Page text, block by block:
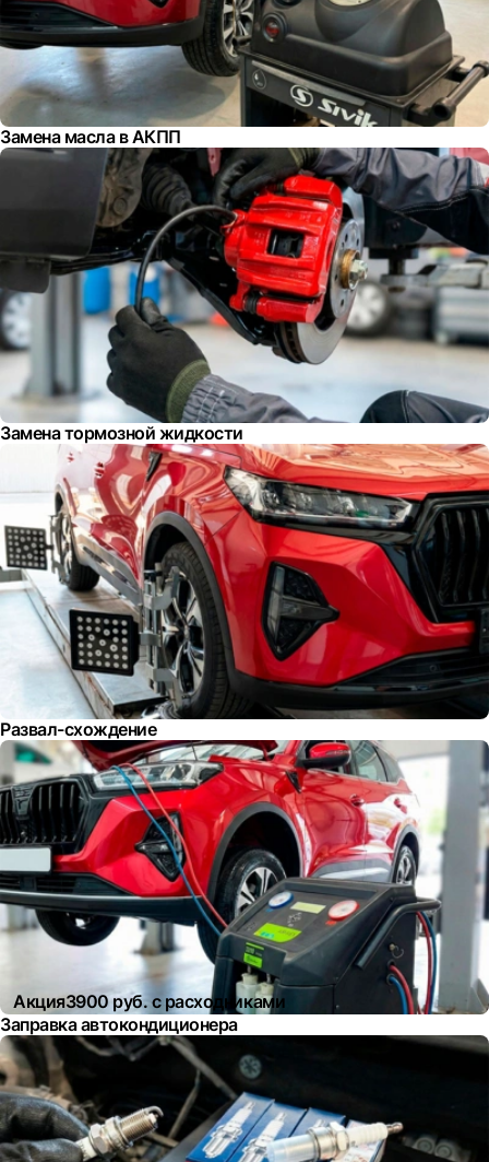
Замена масла в АКПП
Замена тормозной жидкости
Развал-схождение
Акция3900 руб. с расходниками
Заправка автокондиционера